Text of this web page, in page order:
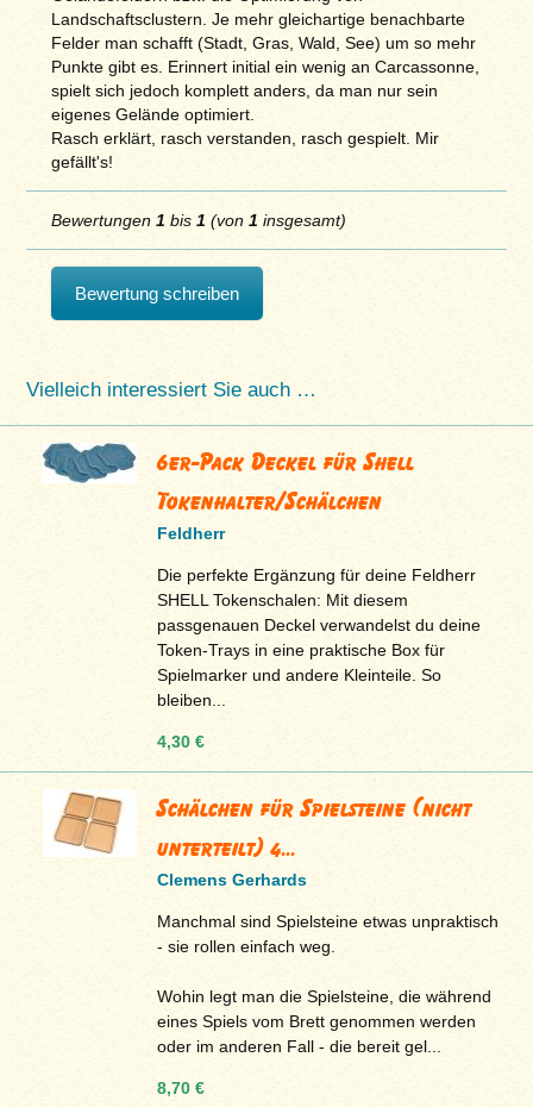
Landschaftsclustern. Je mehr gleichartige benachbarte
Felder man schafft (Stadt, Gras, Wald, See) um so mehr
Punkte gibt es. Erinnert initial ein wenig an Carcassonne,
spielt sich jedoch komplett anders, da man nur sein
eigenes Gelände optimiert.
Rasch erklärt, rasch verstanden, rasch gespielt. Mir
gefällt's!
Bewertungen 1 bis 1 (von 1 insgesamt)
Bewertung schreiben
Vielleich interessiert Sie auch …
6er-Pack Deckel für Shell
Tokenhalter/Schälchen
Feldherr
Die perfekte Ergänzung für deine Feldherr
SHELL Tokenschalen: Mit diesem
passgenauen Deckel verwandelst du deine
Token-Trays in eine praktische Box für
Spielmarker und andere Kleinteile. So
bleiben...
4,30 €
Schälchen für Spielsteine (nicht
unterteilt) 4...
Clemens Gerhards
Manchmal sind Spielsteine etwas unpraktisch
- sie rollen einfach weg.
Wohin legt man die Spielsteine, die während
eines Spiels vom Brett genommen werden
oder im anderen Fall - die bereit gel...
8,70 €